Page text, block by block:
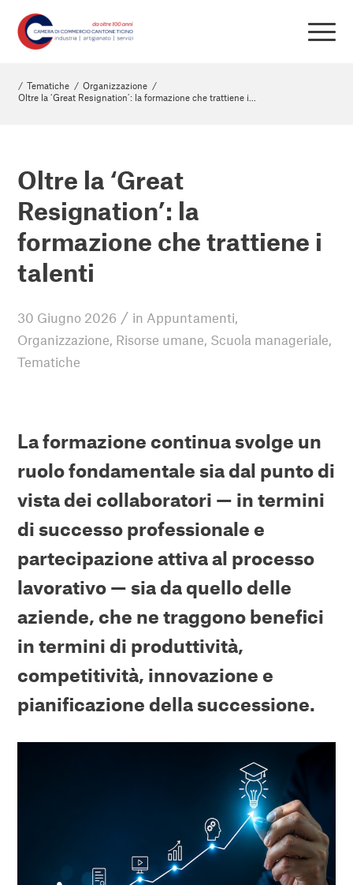
/ Tematiche / Organizzazione /
Oltre la ‘Great Resignation’: la formazione che trattiene i...
Oltre la ‘Great
Resignation’: la
formazione che trattiene i
talenti
30 Giugno 2026 / in Appuntamenti,
Organizzazione, Risorse umane, Scuola manageriale,
Tematiche
La formazione continua svolge un
ruolo fondamentale sia dal punto di
vista dei collaboratori — in termini
di successo professionale e
partecipazione attiva al processo
lavorativo — sia da quello delle
aziende, che ne traggono benefici
in termini di produttività,
competitività, innovazione e
pianificazione della successione.